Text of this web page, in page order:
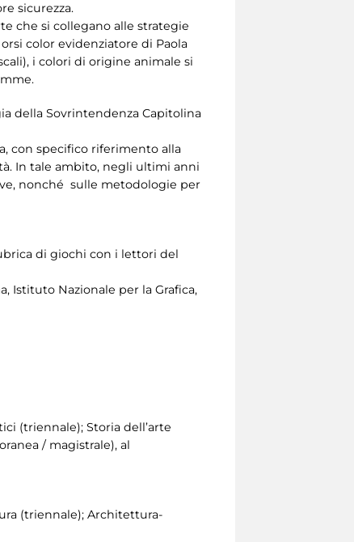
sicurezza.
che si collegano alle strategie
color evidenziatore di Paola
i colori di origine animale si
della Sovrintendenza Capitolina
con specifico riferimento alla
In tale ambito, negli ultimi anni
nonché sulle metodologie per
di giochi con i lettori del
Istituto Nazionale per la Grafica,
(triennale); Storia dell’arte
/ magistrale), al
(triennale); Architettura-